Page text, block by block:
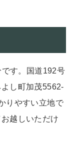
す。国道192号
し町加茂5562-
りやすい立地で
越しいただけ